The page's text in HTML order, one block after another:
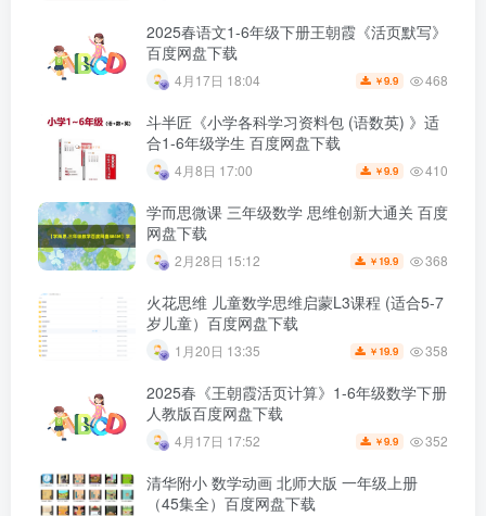
2025春语文1-6年级下册王朝霞《活页默写》
百度网盘下载
4月17日 18:04 ￥9.9 468
斗半匠《小学各科学习资料包 (语数英) 》适
合1-6年级学生 百度网盘下载
4月8日 17:00 ￥9.9 410
学而思微课 三年级数学 思维创新大通关 百度
网盘下载
2月28日 15:12 ￥ 19.9 368
火花思维 儿童数学思维启蒙L3课程 (适合5-7
岁儿童）百度网盘下载
1月20日 13:35 ￥ 19.9 358
2025春《王朝霞活页计算》1-6年级数学下册
人教版百度网盘下载
4月17日 17:52 ￥9.9 352
清华附小 数学动画 北师大版 一年级上册
（45集全）百度网盘下载